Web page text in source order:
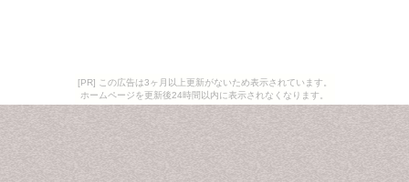
[PR] この広告は3ヶ月以上更新がないため表示されています。
ホームページを更新後24時間以内に表示されなくなります。